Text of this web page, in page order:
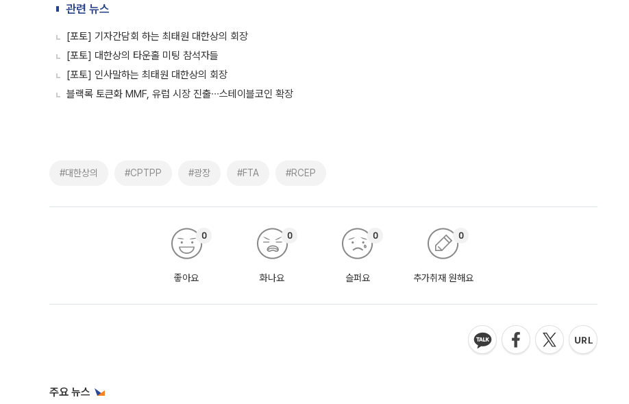
관련 뉴스
[포토] 기자간담회 하는 최태원 대한상의 회장
[포토] 대한상의 타운홀 미팅 참석자들
[포토] 인사말하는 최태원 대한상의 회장
블랙록 토큰화 MMF, 유럽 시장 진출∙∙∙스테이블코인 확장
#대한상의 #CPTPP #광장 #FTA #RCEP
좋아요
0
화나요
0
슬퍼요
0
추가취재 원해요
0
주요 뉴스